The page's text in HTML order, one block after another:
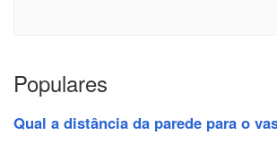
Populares
Qual a distância da parede para o